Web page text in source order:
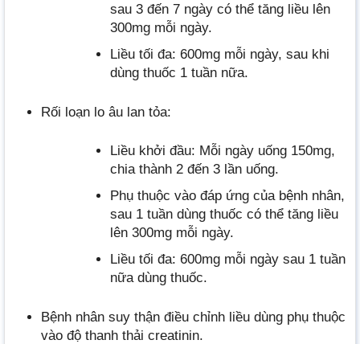
sau 3 đến 7 ngày có thể tăng liều lên
300mg mỗi ngày.
Liều tối đa: 600mg mỗi ngày, sau khi
dùng thuốc 1 tuần nữa.
Rối loạn lo âu lan tỏa:
Liều khởi đầu: Mỗi ngày uống 150mg,
chia thành 2 đến 3 lần uống.
Phụ thuộc vào đáp ứng của bệnh nhân,
sau 1 tuần dùng thuốc có thể tăng liều
lên 300mg mỗi ngày.
Liều tối đa: 600mg mỗi ngày sau 1 tuần
nữa dùng thuốc.
Bệnh nhân suy thận điều chỉnh liều dùng phụ thuộc
vào độ thanh thải creatinin.